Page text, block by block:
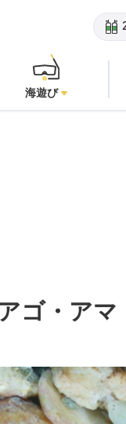
安良里ボ
海遊び
ゴ・アマ